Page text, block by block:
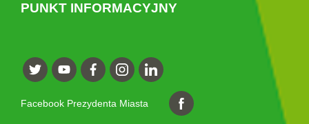
PUNKT INFORMACYJNY
Facebook Prezydenta Miasta